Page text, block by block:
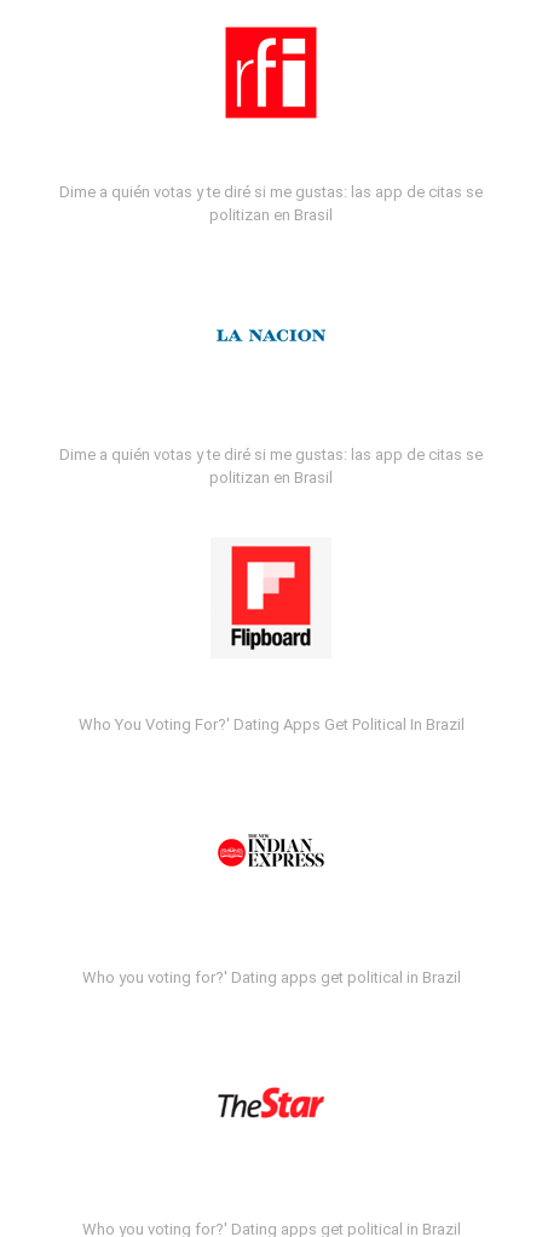
Dime a quién votas y te diré si me gustas: las app de citas se
politizan en Brasil
Dime a quién votas y te diré si me gustas: las app de citas se
politizan en Brasil
Who You Voting For?' Dating Apps Get Political In Brazil
Who you voting for?' Dating apps get political in Brazil
Who you voting for?' Dating apps get political in Brazil